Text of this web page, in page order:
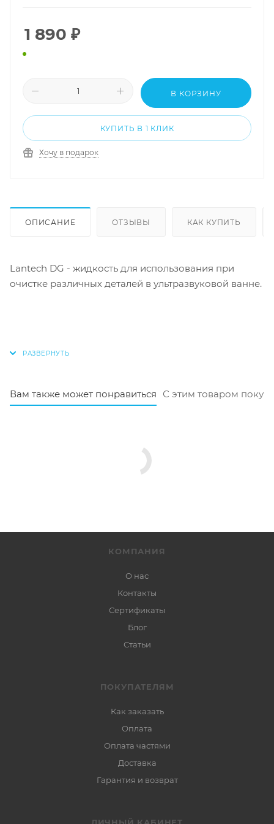
1 890 ₽
В КОРЗИНУ
КУПИТЬ В 1 КЛИК
Хочу в подарок
ОПИСАНИЕ ОТЗЫВЫ КАК КУПИТЬ
Lantech DG - жидкость для использования при
очистке различных деталей в ультразвуковой ванне.
Вам также может понравиться С этим товаром
КОМПАНИЯ
О нас
Контакты
Сертификаты
Блог
Статьи
ПОКУПАТЕЛЯМ
Как заказать
Оплата
Оплата частями
Доставка
Гарантия и возврат